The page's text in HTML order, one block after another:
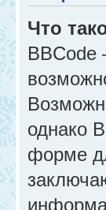
Что
BBCode
однако
форме